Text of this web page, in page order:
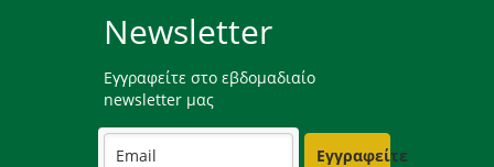
Newsletter
Εγγραφείτε στο εβδομαδιαίο
newsletter μας
Εγγραφείτε